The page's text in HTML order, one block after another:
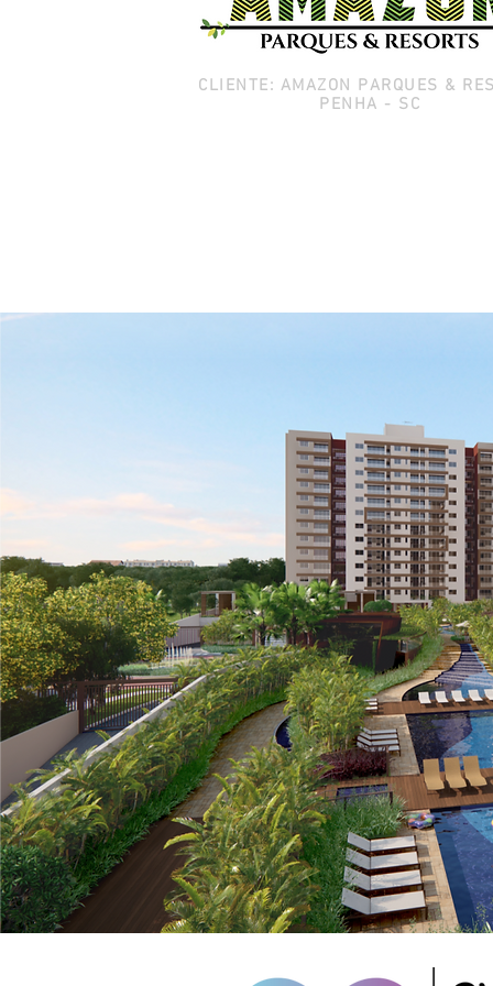
CLIENTE: AMAZON PARQUES &
PENHA - SC